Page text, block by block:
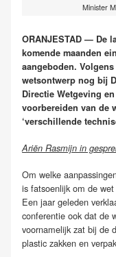
Minister
ORANJESTAD — De
komende maanden
aangeboden.
wetsontwerp nog bij
Directie Wetgeving
voorbereiden van de
‘verschillende
Ariën Rasmijn in
Om welke
is fatsoenlijk om de
Een jaar geleden
conferentie ook dat de
voornamelijk zat bij de
plastic zakken en